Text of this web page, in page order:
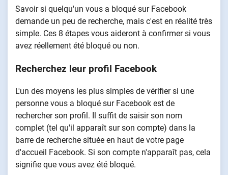
Savoir si quelqu'un vous a bloqué sur Facebook
demande un peu de recherche, mais c'est en réalité très
simple. Ces 8 étapes vous aideront à confirmer si vous
avez réellement été bloqué ou non.
Recherchez leur profil Facebook
L'un des moyens les plus simples de vérifier si une
personne vous a bloqué sur Facebook est de
rechercher son profil. Il suffit de saisir son nom
complet (tel qu'il apparaît sur son compte) dans la
barre de recherche située en haut de votre page
d'accueil Facebook. Si son compte n'apparaît pas, cela
signifie que vous avez été bloqué.